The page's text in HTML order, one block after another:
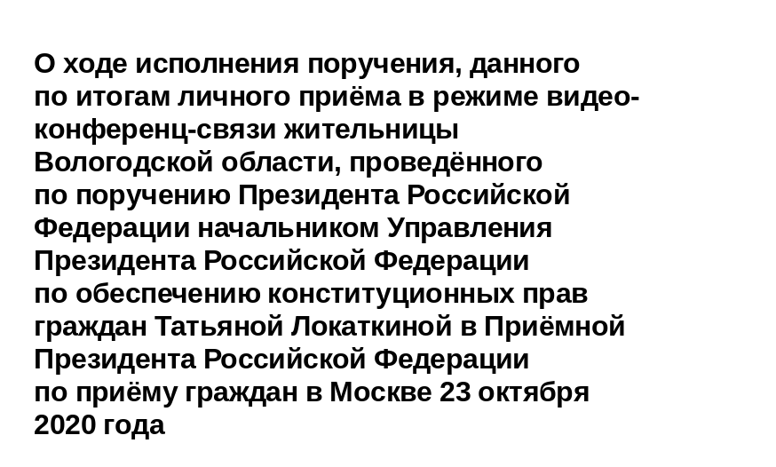
О ходе исполнения поручения, данного
по итогам личного приёма в режиме видео-
конференц-связи жительницы
Вологодской области, проведённого
по поручению Президента Российской
Федерации начальником Управления
Президента Российской Федерации
по обеспечению конституционных прав
граждан Татьяной Локаткиной в Приёмной
Президента Российской Федерации
по приёму граждан в Москве 23 октября
2020 года